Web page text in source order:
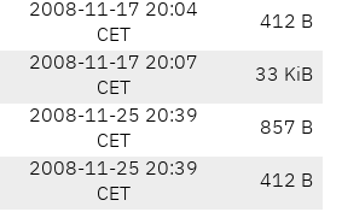
2008-11-17 20:04
CET
412 B
2008-11-17 20:07
CET
33 KiB
2008-11-25 20:39
CET
857 B
2008-11-25 20:39
CET
412 B